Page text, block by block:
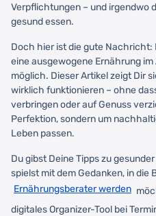
Verpflichtungen – und irgendwo
gesund essen.
Doch hier ist die gute
eine ausgewogene Ernährung
möglich. Dieser Artikel zeigt Dir
wirklich funktionieren – ohne
verbringen oder auf Genuss
Perfektion, sondern um
Leben passen.
Du gibst Deine Tipps zu
spielst mit dem Gedanken, in die
Ernährungsberater werden
digitales Organizer-Tool bei